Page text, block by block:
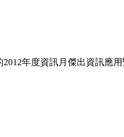
年度資訊月傑出資訊應